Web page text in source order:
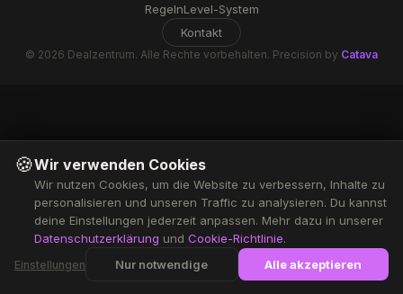
RegelnLevel-System
Kontakt
© 2026 Dealzentrum. Alle Rechte vorbehalten. Precision by Catava
🍪Wir verwenden Cookies
Wir nutzen Cookies, um die Website zu verbessern, Inhalte zu
personalisieren und unseren Traffic zu analysieren. Du kannst
deine Einstellungen jederzeit anpassen. Mehr dazu in unserer
Datenschutzerklärung und Cookie-Richtlinie.
Einstellungen Nur notwendige Alle akzeptieren